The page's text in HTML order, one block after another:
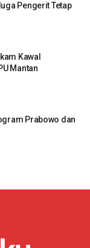
Pengerit Tetap
Kawal
Mantan
Prabowo dan